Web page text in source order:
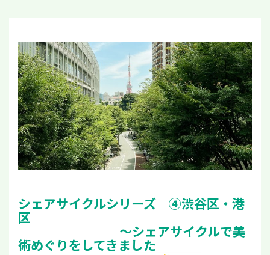
シェアサイクルシリーズ ④渋谷区・港
区
～シェアサイクルで美
術めぐりをしてきました